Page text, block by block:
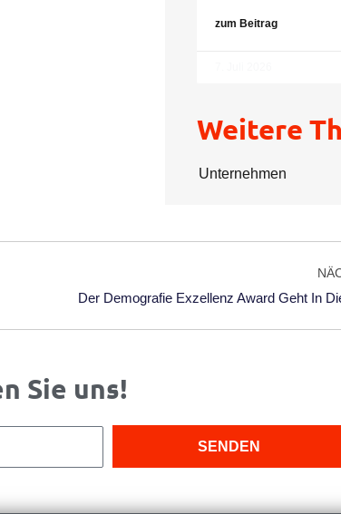
zum Beitrag
Weitere
Unternehmen
Der Demografie Exzellenz Award Geht In
Sie uns!
SENDEN